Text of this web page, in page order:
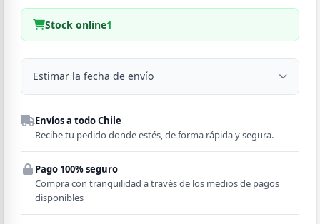
Stock online1
Estimar la fecha de envío
Despacho a domicilio
Región
Comuna
Envíos a todo Chile
Recibe tu pedido donde estés, de forma rápida y segura.
Pago 100% seguro
Compra con tranquilidad a través de los medios de pagos
disponibles